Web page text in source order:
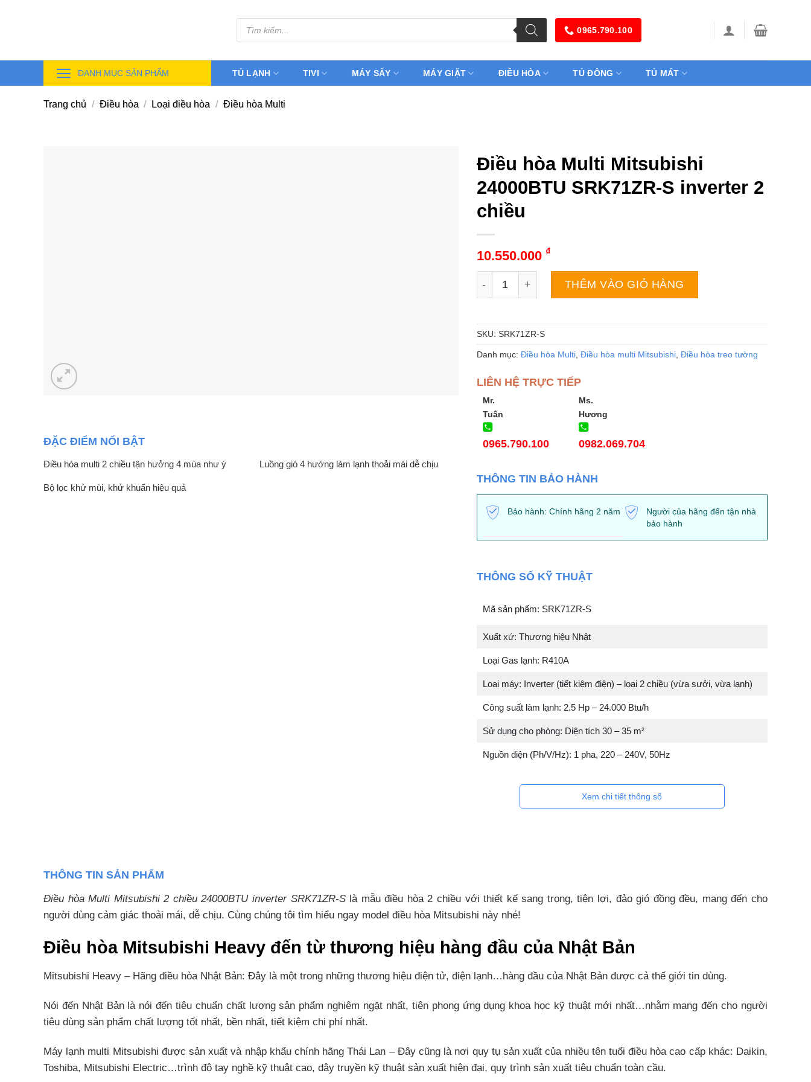
Tìm
kiếm
sản
0965.790.100
DANH MỤC SẢN PHẨM TỦ LẠNH TIVI MÁY SẤY MÁY GIẶT ĐIỀU HÒA TỦ ĐÔNG TỦ MÁT
Trang chủ / Điều hòa / Loại điều hòa / Điều hòa Multi
ĐẶC ĐIỂM NỔI BẬT
Điều hòa multi 2 chiều tận hưởng 4 mùa như ý Luồng gió 4 hướng làm lạnh thoải mái dễ chịu
Bộ lọc khử mùi, khử khuẩn hiệu quả
Điều hòa Multi Mitsubishi
24000BTU SRK71ZR-S inverter 2
chiều
10.550.000 ₫
Điều hòa Multi Mitsubishi 24000BTU SRK71ZR-S inverter 2 chiều số
THÊM VÀO GIỎ HÀNG
SKU: SRK71ZR-S
Danh mục: Điều hòa Multi, Điều hòa multi Mitsubishi, Điều hòa treo tường
LIÊN HỆ TRỰC TIẾP
Mr.
Tuấn
0965.790.100
Ms.
Hương
0982.069.704
THÔNG TIN BẢO HÀNH
Bảo hành: Chính hãng 2 năm
Người của hãng đến tận nhà
bảo hành
THÔNG SỐ KỸ THUẬT
Mã sản phẩm: SRK71ZR-S
Xuất xứ: Thương hiệu Nhật
Loại Gas lạnh: R410A
Loại máy: Inverter (tiết kiệm điện) – loại 2 chiều (vừa sưởi, vừa lạnh)
Công suất làm lạnh: 2.5 Hp – 24.000 Btu/h
Sử dụng cho phòng: Diện tích 30 – 35 m²
Nguồn điện (Ph/V/Hz): 1 pha, 220 – 240V, 50Hz
Xem chi tiết thông số
THÔNG TIN SẢN PHẨM
Điều hòa Multi Mitsubishi 2 chiều 24000BTU inverter SRK71ZR-Slà mẫu điều hòa 2 chiều với thiết kế sang trọng, tiện lợi, đảo gió đồng đều, mang đến cho
người dùng cảm giác thoải mái, dễ chịu. Cùng chúng tôi tìm hiểu ngay model điều hòa Mitsubishi này nhé!
Điều hòa Mitsubishi Heavy đến từ thương hiệu hàng đầu của Nhật Bản
Mitsubishi Heavy – Hãng điều hòa Nhật Bản: Đây là một trong những thương hiệu điện tử, điện lạnh…hàng đầu của Nhật Bản được cả thế giới tin dùng.
Nói đến Nhật Bản là nói đến tiêu chuẩn chất lượng sản phẩm nghiêm ngặt nhất, tiên phong ứng dụng khoa học kỹ thuật mới nhất…nhằm mang đến cho người
tiêu dùng sản phẩm chất lượng tốt nhất, bền nhất, tiết kiệm chi phí nhất.
Máy lạnh multi Mitsubishi được sản xuất và nhập khẩu chính hãng Thái Lan – Đây cũng là nơi quy tụ sản xuất của nhiều tên tuổi điều hòa cao cấp khác: Daikin,
Toshiba, Mitsubishi Electric…trình độ tay nghề kỹ thuật cao, dây truyền kỹ thuật sản xuất hiện đại, quy trình sản xuất tiêu chuẩn toàn cầu.